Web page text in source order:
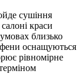
сушіння
краси
близько
фени оснащуються
рівномірне